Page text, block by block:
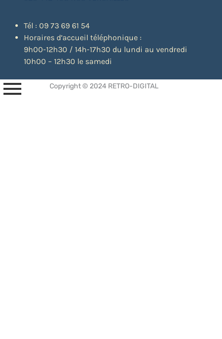
Tél : 09 73 69 61 54
Horaires d’accueil téléphonique :
9h00-12h30 / 14h-17h30 du lundi au vendredi
10h00 – 12h30 le samedi
Copyright © 2024 RETRO-DIGITAL